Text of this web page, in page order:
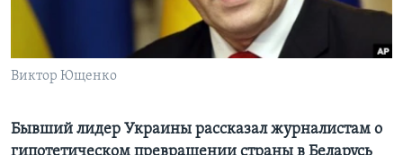
Learning English
СОЦИАЛЬНЫЕ СЕТИ
Виктор Ющенко
Бывший лидер Украины рассказал журналистам о